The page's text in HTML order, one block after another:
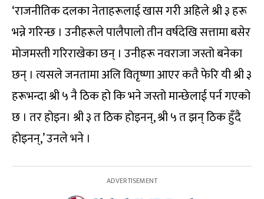
‘राजनीतिक दलका नेताहरूलाई खास गरी अहिले श्री ३ हरू
भन्ने गरिन्छ । उनीहरूले पालैपालो तीन वर्षदेखि सत्तामा बसेर
मोजमस्ती गरिराखेका छन् । उनीहरू नवराजा जस्तो बनेका
छन् । त्यसले जनतामा अलि वितृष्णा आएर कतै फेरि यी श्री ३
हरूभन्दा श्री ५ नै ठिक हो कि भने जस्तो मान्छेलाई पर्न गएको
छ । तर होइन। श्री ३ त ठिक होइनन्, श्री ५ त झन् ठिक हुँदै
होइनन्,’ उनले भने ।